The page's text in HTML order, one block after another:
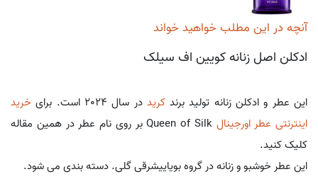
آنچه در این مطلب خواهید خواند
ادکلن اصل زنانه کویین اف سیلک
این عطر و ادکلن زنانه تولید برندکرید در سال 2024 است. برای
خرید
اینترنتی عطر اورجینال
Queen of Silk بر روی نام عطر در همین مقاله
کلیک کنید.
این عطر خوشبو و زنانه در گروه بویاییشرقی گلی. دسته بندی می شود.